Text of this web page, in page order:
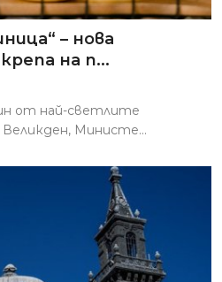
– нова
на п...
от най-светлите
Великден, Министе...